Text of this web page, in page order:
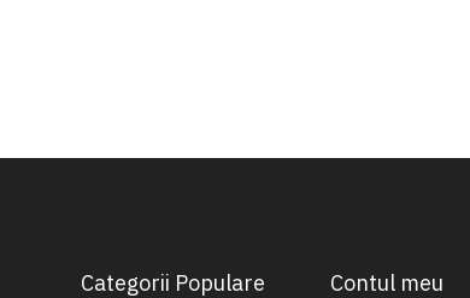
Categorii Populare Contul meu